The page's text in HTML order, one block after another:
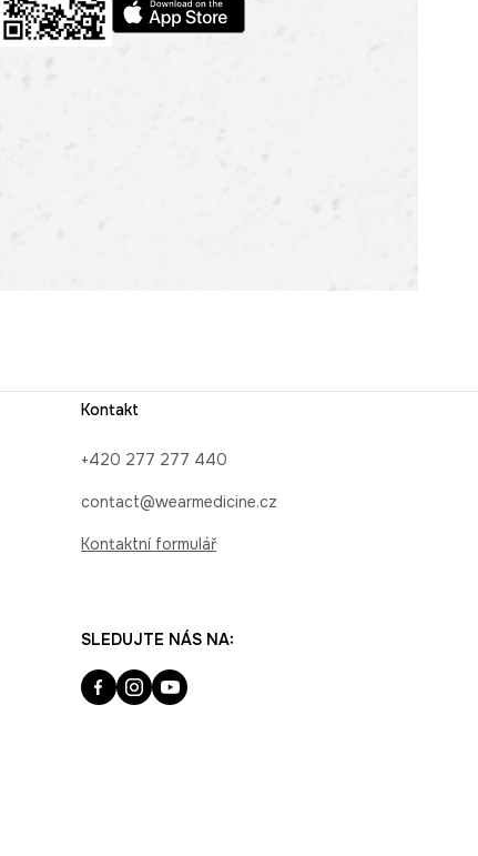
Kontakt
+420 277 277 440
contact@wearmedicine.cz
Kontaktní formulář
SLEDUJTE NÁS NA: